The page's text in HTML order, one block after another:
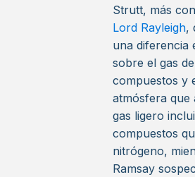
Strutt, más
Lord Rayleigh,
una diferencia
sobre el gas
compuestos y
atmósfera
gas ligero
compuestos
nitrógeno,
Ramsay